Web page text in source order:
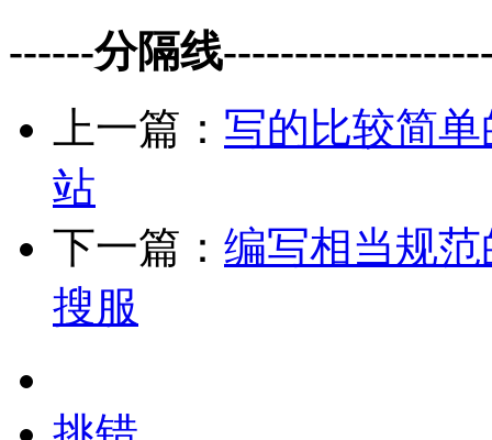
------分隔线
上一篇： 写的比较简
站
下一篇： 编写相当规
搜服